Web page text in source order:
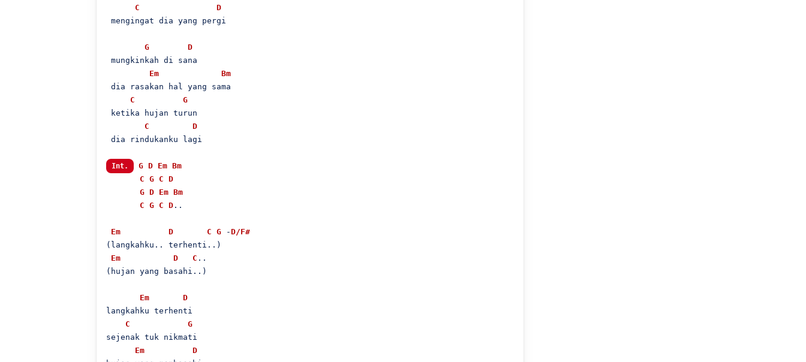
C
D
mengingat dia yang pergi
G
D
mungkinkah di sana
Em
Bm
dia rasakan hal yang sama
C
G
ketika hujan turun
C
D
dia rindukanku lagi
Int. G D Em Bm
C G C D
G D Em Bm
C G C D ..
Em D C G -D/F#
(langkahku.. terhenti..)
Em
D C ..
(hujan yang basahi..)
Em
D
langkahku terhenti
C
G
sejenak tuk nikmati
Em
D